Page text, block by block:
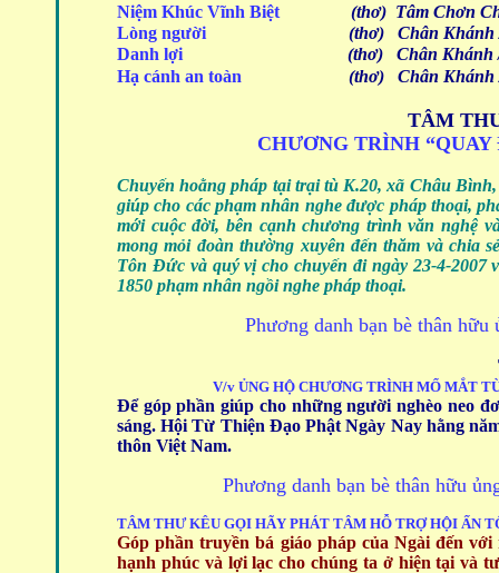
Niệm Khúc Vĩnh Biệt
(thơ) Tâm Chơn
Lòng người
(thơ) Chân
Danh lợi
(thơ) Chân
Hạ cánh an toàn
(thơ) Chân
TÂM
CHƯƠNG TRÌNH
Chuyến hoằng pháp tại trại tù K.20, xã Châu
giúp cho các phạm nhân nghe được pháp thoại,
mới cuộc đời, bên cạnh chương trình văn nghệ
mong mỏi đoàn thường xuyên đến thăm và chia
Tôn Đức và quý vị cho chuyến đi ngày 23-4-2007
1850 phạm nhân ngồi nghe pháp thoại.
Phương danh bạn bè thân
V/v ỦNG HỘ CHƯƠNG TRÌNH MỔ MẮT
Để góp phần giúp cho những người nghèo neo
sáng. Hội Từ Thiện Đạo Phật Ngày Nay hằng
thôn Việt Nam.
Phương danh bạn bè thân hữu
TÂM THƯ KÊU GỌI HÃY PHÁT TÂM HỖ TRỢHỘI ẤN
Góp phần truyền bá giáo pháp của Ngài đến
hạnh phúc và lợi lạc cho chúng ta ở hiện tại và